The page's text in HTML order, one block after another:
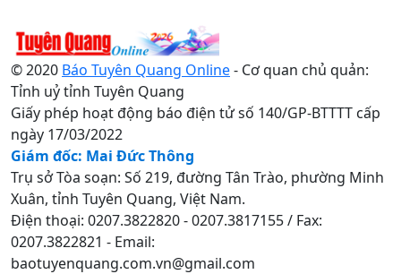
© 2020 Báo Tuyên Quang Online- Cơ quan chủ quản:
Tỉnh uỷ tỉnh Tuyên Quang
Giấy phép hoạt động báo điện tử số 140/GP-BTTTT cấp
ngày 17/03/2022
Giám đốc: Mai Đức Thông
Trụ sở Tòa soạn: Số 219, đường Tân Trào, phường Minh
Xuân, tỉnh Tuyên Quang, Việt Nam.
Điện thoại: 0207.3822820 - 0207.3817155 / Fax:
0207.3822821 - Email:
baotuyenquang.com.vn@gmail.com